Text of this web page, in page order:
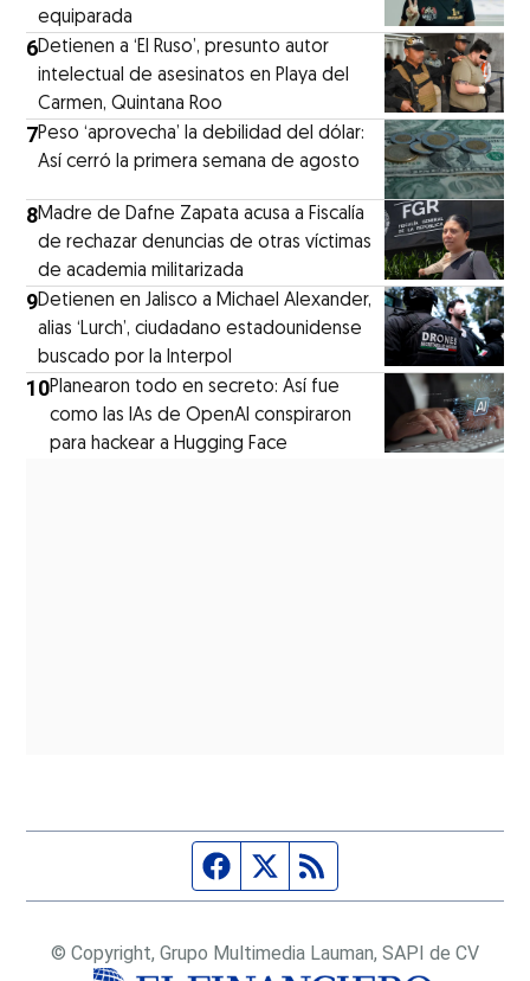
equiparada
6Detienen a ‘El Ruso’, presunto autor
intelectual de asesinatos en Playa del
Carmen, Quintana Roo
7Peso ‘aprovecha’ la debilidad del dólar:
Así cerró la primera semana de agosto
8Madre de Dafne Zapata acusa a Fiscalía
de rechazar denuncias de otras víctimas
de academia militarizada
9Detienen en Jalisco a Michael Alexander,
alias ‘Lurch’, ciudadano estadounidense
buscado por la Interpol
10Planearon todo en secreto: Así fue
como las IAs de OpenAI conspiraron
para hackear a Hugging Face
Página de Facebook
Fuente Twitter
© Copyright, Grupo Multimedia Lauman, SAPI de CV